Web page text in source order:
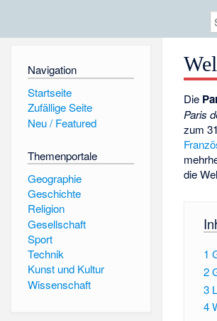
Navigation
Startseite
Zufällige Seite
Neu / Featured
Themenportale
Geographie
Geschichte
Religion
Gesellschaft
Sport
Technik
Kunst und Kultur
Wissenschaft
Die
Paris
zum
die
1
2
3
4